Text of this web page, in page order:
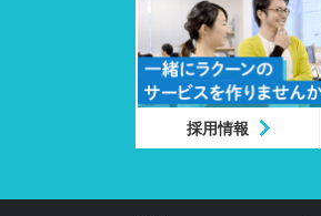
採用情報